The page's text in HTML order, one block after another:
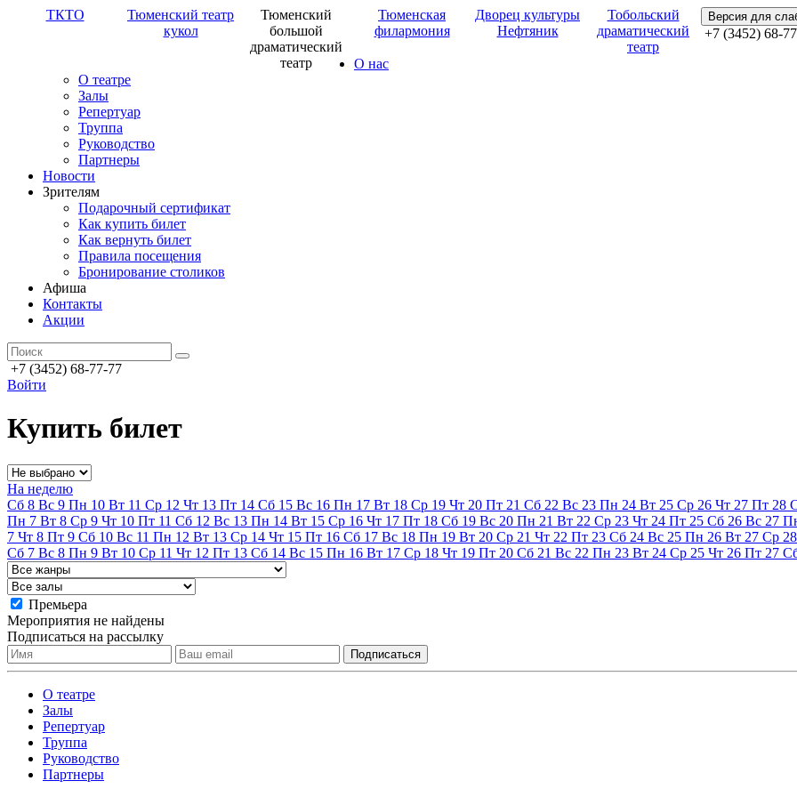
ТКТО
Тюменский театр
кукол
Тюменский
большой
драматический
театр
Тюменская
филармония
Дворец культуры
Нефтяник
Тобольский
драматический
театр
Версия для
+7 (3452) 68-
О нас
О театре
Залы
Репертуар
Труппа
Руководство
Партнеры
Новости
Зрителям
Подарочный сертификат
Как купить билет
Как вернуть билет
Правила посещения
Бронирование столиков
Афиша
Контакты
Акции
+7 (3452) 68-77-77
Войти
Купить билет
На неделю
Сб 8 Вс 9 Пн 10 Вт 11 Ср 12 Чт 13 Пт 14 Сб 15 Вс 16 Пн 17 Вт 18 Ср 19 Чт 20 Пт 21 Сб 22 Вс 23 Пн 24 Вт 25 Ср 26 Чт 27 Пт 28
Пн 7 Вт 8 Ср 9 Чт 10 Пт 11 Сб 12 Вс 13 Пн 14 Вт 15 Ср 16 Чт 17 Пт 18 Сб 19 Вс 20 Пн 21 Вт 22 Ср 23 Чт 24 Пт 25 Сб 26 Вс 27
7 Чт 8 Пт 9 Сб 10 Вс 11 Пн 12 Вт 13 Ср 14 Чт 15 Пт 16 Сб 17 Вс 18 Пн 19 Вт 20 Ср 21 Чт 22 Пт 23 Сб 24 Вс 25 Пн 26 Вт 27 Ср 28
Сб 7 Вс 8 Пн 9 Вт 10 Ср 11 Чт 12 Пт 13 Сб 14 Вс 15 Пн 16 Вт 17 Ср 18 Чт 19 Пт 20 Сб 21 Вс 22 Пн 23 Вт 24 Ср 25 Чт 26 Пт 27
Премьера
Мероприятия не найдены
Подписаться на рассылку
О театре
Залы
Репертуар
Труппа
Руководство
Партнеры